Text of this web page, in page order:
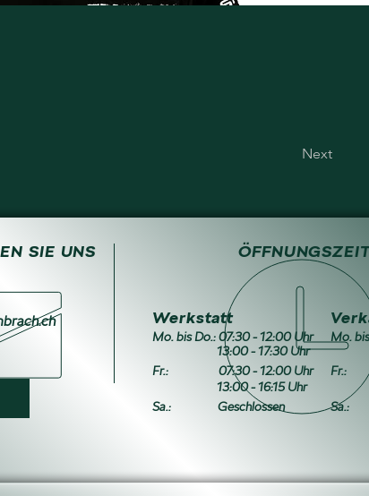
Next
SIE UNS
Werkstatt
Mo. bis Do.: 07:30 - 12:00 Uhr
13:00 - 17:30 Uhr
Fr.:
07:30 - 12:00 Uhr
13:00 - 16:15 Uhr
Sa.:
Geschlossen
Mo.